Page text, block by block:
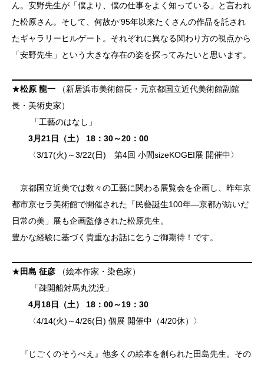
ん。安野先生が「僕より、僕の仕事をよく知っている」と言われ
た松原さん。そして、何故か’95年以来たくさんの作品を託され
たギャラリーヒルゲート。それぞれに異なる関わり方の視点から
「安野先生」という大きな存在の姿を探ってみたいと思います。
★松原 龍一
（新居浜市美術館長・元京都国立近代美術館副館
長・美術史家）
「工藝のはなし」
3月21日（土） 18：30～20：00
〈3/17(火)～3/22(日) 第4回 小間sizeKOGEI展 開催中〉
京都国立近美では数々の工藝に関わる展覧会を企画し、昨年京
都市京セラ美術館で開催された「民藝誕生100年―京都が紡いだ
日常の美」展も企画監修された松原先生。
豊かな経験に基づく貴重なお話に乞うご御期待！です。
★田島 征彦 （絵本作家・染色家）
「疎開船対馬丸沈没」
4月18日（土） 18：00～19：30
〈4/14(火)～4/26(日) 個展 開催中（4/20休）〉
『じごくのそうべえ』他多くの絵本を創られた田島先生。その